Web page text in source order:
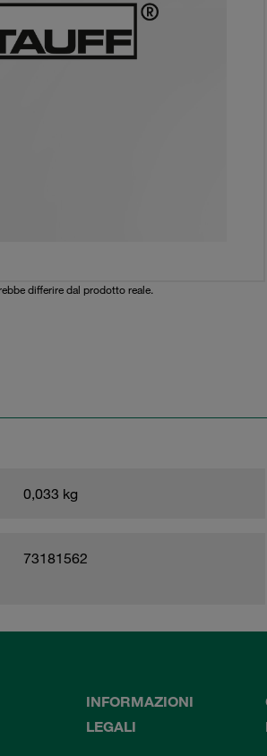
differire dal prodotto reale.
0,033 kg
73181562
INFORMAZIONI
LEGALI